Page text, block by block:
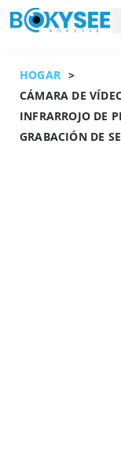
HOGAR >
CÁMARA DE
INFRARROJO DE
GRABACIÓN DE